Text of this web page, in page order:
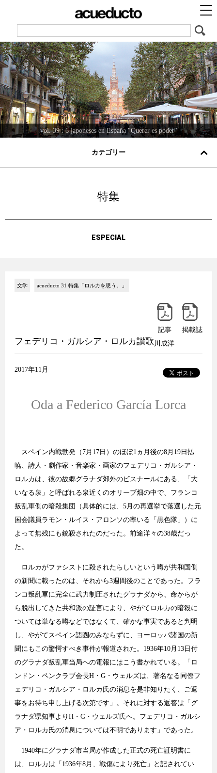
vol. 40 : El español en mi camino
vol. 39 : 6 japoneses en España "Querer es poder"
vol. 38 : Saboreamos un buen jamon ©︎スペイン政府観光局
vol. 37 : El mundo del Jerez
カテゴリー
特集
ESPECIAL
文学 acueducto 31 特集「ロルカを思う。」
記事 掲載誌
フェデリコ・ガルシア・ロルカ讃歌 川成洋
2017年11月
Oda a Federico García Lorca
スペイン内戦勃発（7月17日）のほぼ1ヵ月後の8月19日払
暁、詩人・劇作家・音楽家・画家のフェデリコ・ガルシア・
ロルカは、彼の故郷グラナダ郊外のビスナールにある、「大
いなる泉」と呼ばれる泉近くのオリーブ畑の中で、フランコ
叛乱軍側の暗殺集団（具体的には、5月の再選挙で落選した元
国会議員ラモン・ルイス・アロンソの率いる「黒色隊」）に
よって無残にも銃殺されたのだった。前途洋々の38歳だっ
た。
ロルカがファシストに殺されたらしいという噂が共和国側
の新聞に載ったのは、それから3週間後のことであった。フラ
ンコ叛乱軍に完全に武力制圧されたグラナダから、命からが
ら脱出してきた共和派の証言により、やがてロルカの暗殺に
ついては単なる噂などではなくて、確かな事実であると判明
し、やがてスペイン語圏のみならずに、ヨーロッパ諸国の新
聞にもこの驚愕すべき事件が報道された。1936年10月13日付
のグラナダ叛乱軍当局への電報にはこう書かれている。「ロ
ンドン・ペンクラブ会長H・G・ウェルズは、著名なる同僚フ
ェデリコ・ガルシア・ロルカ氏の消息を是非知りたく、ご返
事をお待ち申し上げる次第です」。それに対する返答は「グ
ラナダ県知事よりH・G・ウェルズ氏へ。フェデリコ・ガルシ
ア・ロルカ氏の消息については不明であります」であった。
1940年にグラナダ市当局が作成した正式の死亡証明書に
は、ロルカは「1936年8月、戦傷により死亡」と記されてい